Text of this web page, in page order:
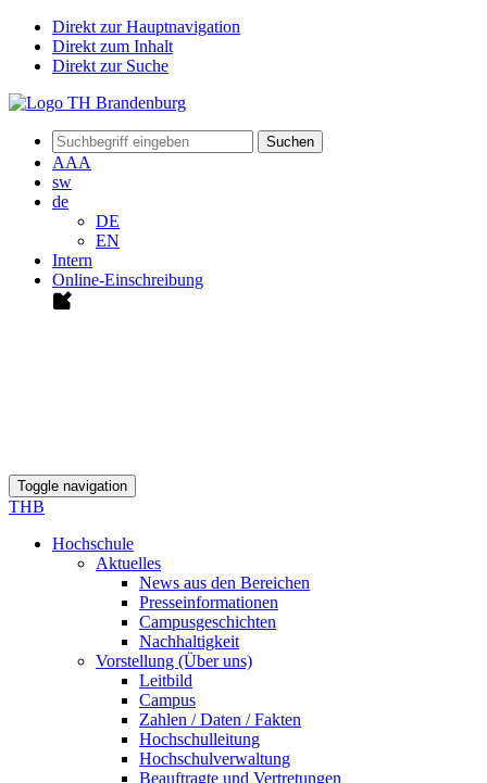
Direkt zur Hauptnavigation
Direkt zum Inhalt
Direkt zur Suche
Suchen
AAA
sw
de
DE
EN
Intern
Online-Einschreibung
Toggle navigation
THB
Hochschule
Aktuelles
News aus den Bereichen
Presseinformationen
Campusgeschichten
Nachhaltigkeit
Vorstellung (Über uns)
Leitbild
Campus
Zahlen / Daten / Fakten
Hochschulleitung
Hochschulverwaltung
Beauftragte und Vertretungen